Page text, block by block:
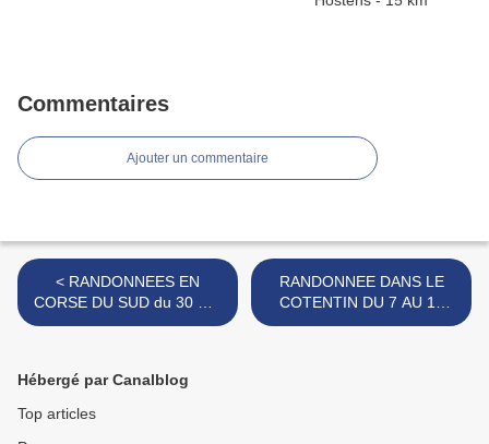
Commentaires
Ajouter un commentaire
< RANDONNEES EN
CORSE DU SUD du 30 Mai
au 6 JUIN 2015
RANDONNEE DANS LE
COTENTIN DU 7 AU 14
JUIN 2015 >
Hébergé par Canalblog
Top articles